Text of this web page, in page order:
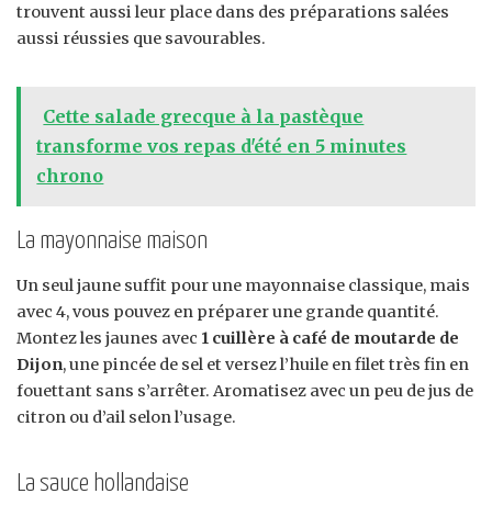
trouvent aussi leur place dans des préparations salées
aussi réussies que savourables.
Cette salade grecque à la pastèque
transforme vos repas d'été en 5 minutes
chrono
La mayonnaise maison
Un seul jaune suffit pour une mayonnaise classique, mais
avec 4, vous pouvez en préparer une grande quantité.
Montez les jaunes avec 1 cuillère à café de moutarde de
Dijon, une pincée de sel et versez l’huile en filet très fin en
fouettant sans s’arrêter. Aromatisez avec un peu de jus de
citron ou d’ail selon l’usage.
La sauce hollandaise